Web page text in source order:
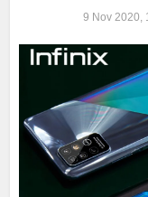
9 Nov 2020,